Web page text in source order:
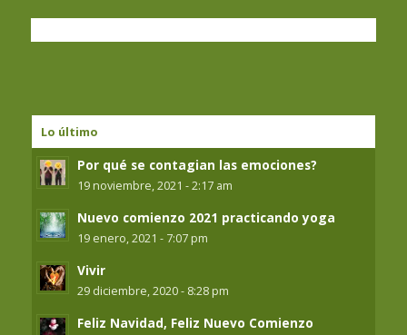
Lo último
Por qué se contagian las emociones?
19 noviembre, 2021 - 2:17 am
Nuevo comienzo 2021 practicando yoga
19 enero, 2021 - 7:07 pm
Vivir
29 diciembre, 2020 - 8:28 pm
Feliz Navidad, Feliz Nuevo Comienzo